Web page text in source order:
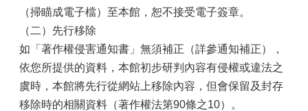
（掃瞄成電子檔）至本館，恕不接受電子簽章。
（二）先行移除
如「著作權侵害通知書」無須補正（詳參通知補正），
依您所提供的資料，本館初步研判內容有侵權或違法之
虞時，本館將先行從網站上移除內容，但會保留及封存
移除時的相關資料（著作權法第90條之10）。